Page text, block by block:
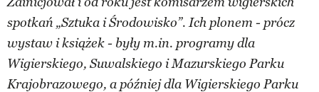
spotkań „Sztuka i Środowisko”. Ich plonem - prócz
wystaw i książek - były m.in. programy dla
Wigierskiego, Suwalskiego i Mazurskiego Parku
Krajobrazowego, a później dla Wigierskiego Parku